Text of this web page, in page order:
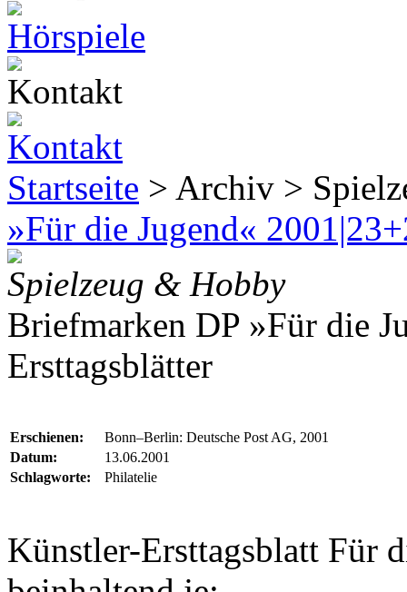
Startseite > Archiv >
»Für die Jugend«
Spielzeug & Hobby
Briefmarken DP »Für die
Ersttagsblätter
Erschienen:
Bonn–Berlin: Deutsche Post AG, 2001
Datum:
13.06.2001
Schlagworte:
Philatelie
Künstler-Ersttagsblatt Für